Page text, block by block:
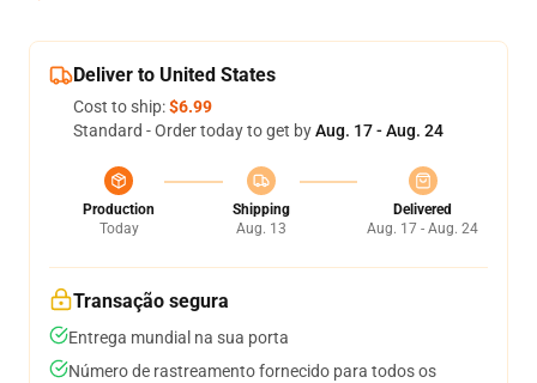
Deliver to United States
Cost to ship:$6.99
Standard - Order today to get byAug. 17 - Aug. 24
Production
Today
Shipping
Aug. 13
Delivered
Aug. 17 - Aug. 24
Transação segura
Entrega mundial na sua porta
Número de rastreamento fornecido para todos os